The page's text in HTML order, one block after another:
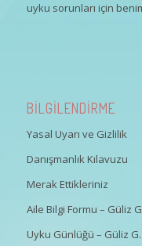
uyku sorunları için
BİLGİLENDİRME
Yasal Uyarı ve Gizlilik
Danışmanlık Kılavuzu
Merak Ettikleriniz
Aile Bilgi Formu – Güliz
Uyku Günlüğü – Güliz G.